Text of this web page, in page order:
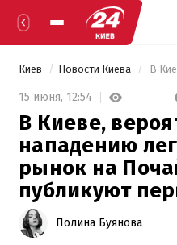
Киев Новости Киева
15 июня, 12:54
В Киеве,
нападению
рынок на
публикуют
Полина Буянова